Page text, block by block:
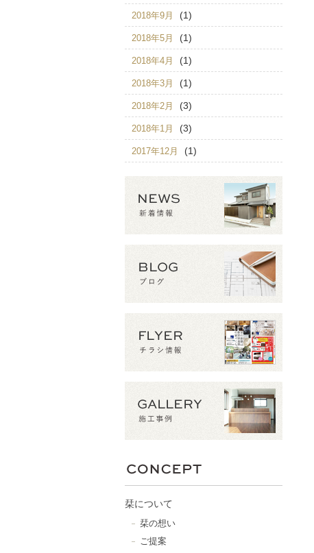
2018年9月 (1)
2018年5月 (1)
2018年4月 (1)
2018年3月 (1)
2018年2月 (3)
2018年1月 (3)
2017年12月 (1)
栞について
栞の想い
ご提案